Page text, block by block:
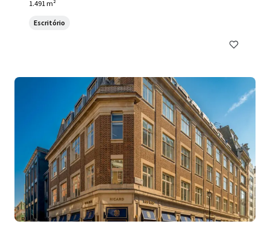
1.491 m²
Escritório